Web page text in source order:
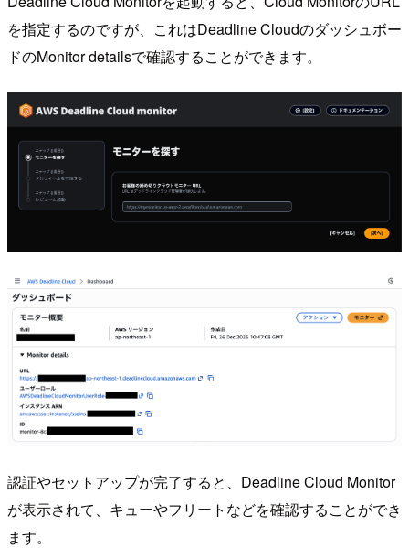
を指定するのですが、これはDeadline Cloudのダッシュボー
ドのMonitor detailsで確認することができます。
認証やセットアップが完了すると、Deadline Cloud Monitor
が表示されて、キューやフリートなどを確認することができ
ます。